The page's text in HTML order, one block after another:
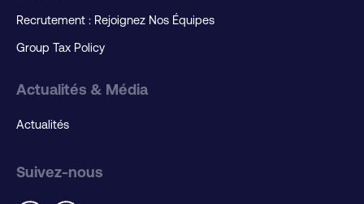
Recrutement : Rejoignez Nos Équipes
Group Tax Policy
Actualités & Média
Actualités
Suivez-nous